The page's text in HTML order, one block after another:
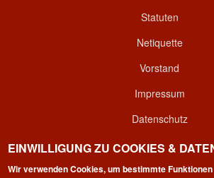
Statuten
Netiquette
Vorstand
Impressum
Datenschutz
Kontakt
Login
EINWILLIGUNG ZU COOKIES &
Wir verwenden Cookies, um bestimmte